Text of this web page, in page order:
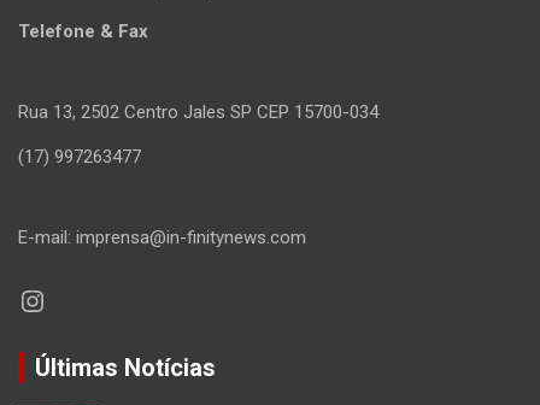
Telefone & Fax
Rua 13, 2502 Centro Jales SP CEP 15700-034
(17) 997263477
E-mail: imprensa@in-finitynews.com
Instagram
Últimas Notícias